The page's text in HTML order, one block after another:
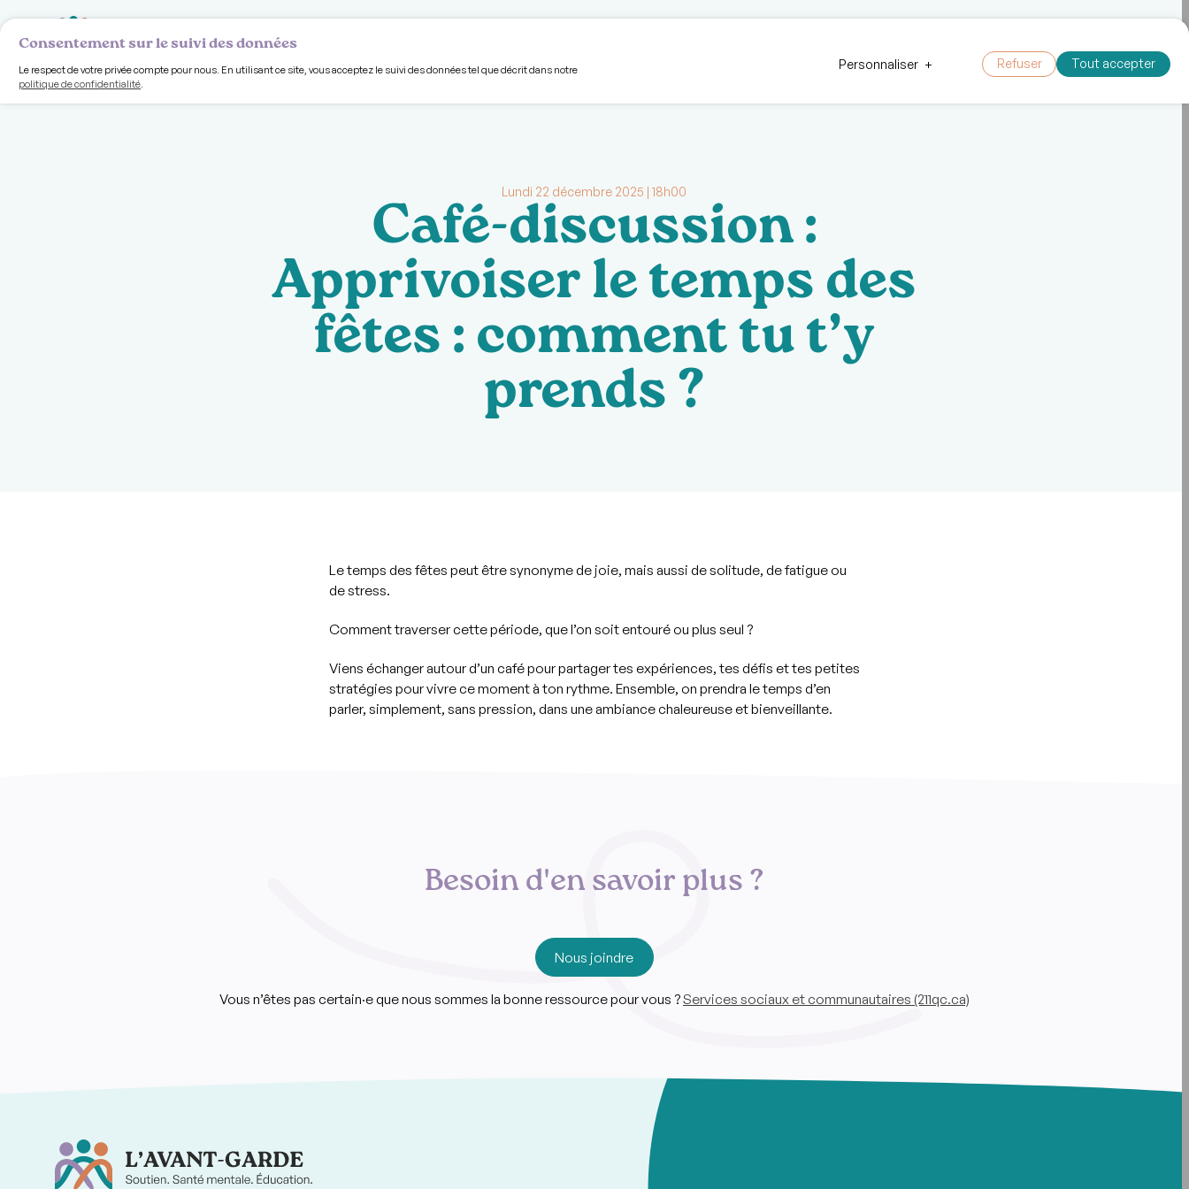
Lundi 22 décembre 2025 | 18h00
Café-discussion :
Apprivoiser le temps des
fêtes : comment tu t’y
prends ?
Le temps des fêtes peut être synonyme de joie, mais aussi de solitude, de fatigue ou
de stress.
Comment traverser cette période, que l’on soit entouré ou plus seul ?
Viens échanger autour d’un café pour partager tes expériences, tes défis et tes petites
stratégies pour vivre ce moment à ton rythme. Ensemble, on prendra le temps d’en
parler, simplement, sans pression, dans une ambiance chaleureuse et bienveillante.
Besoin d'en savoir plus ?
Nous joindre
Vous n’êtes pas certain·e que nous sommes la bonne ressource pour vous ?Services sociaux et communautaires (211qc.ca)
Consentement sur le suivi des données
Le respect de votre privée compte pour nous. En utilisant ce site, vous acceptez le suivi des données tel que décrit dans notre
politique de confidentialité.
Personnaliser + Refuser Tout accepter